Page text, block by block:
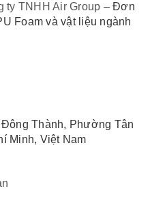
ty TNHH Air Group – Đơn
Foam và vật liệu ngành
Thành, Phường Tân
Minh, Việt Nam